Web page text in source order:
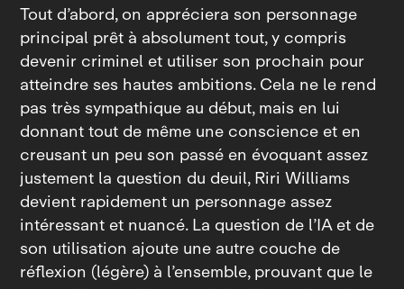
Tout d’abord, on appréciera son personnage
principal prêt à absolument tout, y compris
devenir criminel et utiliser son prochain pour
atteindre ses hautes ambitions. Cela ne le rend
pas très sympathique au début, mais en lui
donnant tout de même une conscience et en
creusant un peu son passé en évoquant assez
justement la question du deuil, Riri Williams
devient rapidement un personnage assez
intéressant et nuancé. La question de l’IA et de
son utilisation ajoute une autre couche de
réflexion (légère) à l’ensemble, prouvant que le